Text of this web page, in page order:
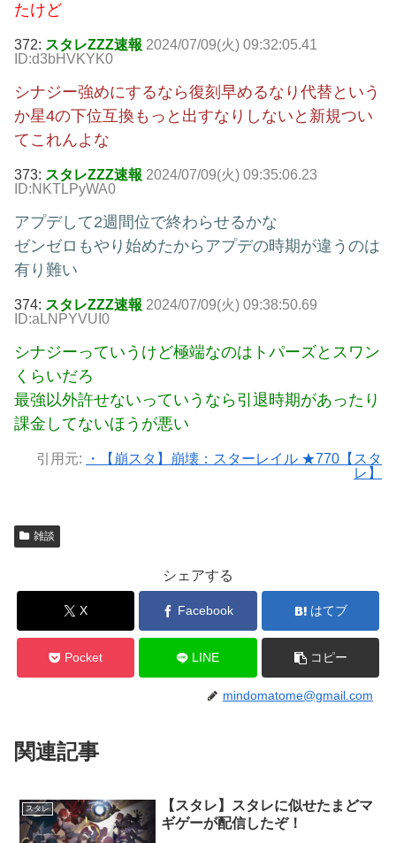
たけど
372: スタレZZZ速報 2024/07/09(火) 09:32:05.41
ID:d3bHVKYK0
シナジー強めにするなら復刻早めるなり代替という
か星4の下位互換もっと出すなりしないと新規つい
てこれんよな
373: スタレZZZ速報 2024/07/09(火) 09:35:06.23
ID:NKTLPyWA0
アプデして2週間位で終わらせるかな
ゼンゼロもやり始めたからアプデの時期が違うのは
有り難い
374: スタレZZZ速報 2024/07/09(火) 09:38:50.69
ID:aLNPYVUI0
シナジーっていうけど極端なのはトパーズとスワン
くらいだろ
最強以外許せないっていうなら引退時期があったり
課金してないほうが悪い
引用元:
・【崩スタ】崩壊：スターレイル ★770【スタ
レ】
雑談
シェアする
X Facebook はてブ
Pocket LINE コピー
mindomatome@gmail.com
関連記事
スタレ
【スタレ】スタレに似せたまどマ
ギゲーが配信したぞ！